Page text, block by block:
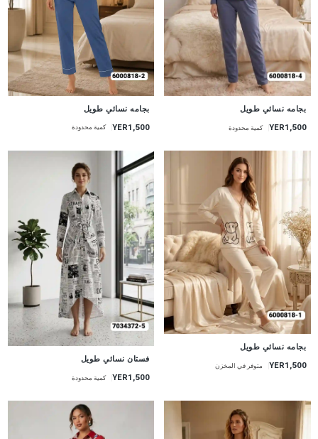
بجامه نسائي طويل
YER1,500 كمية محدودة
بجامه نسائي طويل
YER1,500 كمية محدودة
بجامه نسائي طويل
YER1,500 متوفر في المخزن
جديد
فستان نسائي طويل
YER1,500 كمية محدودة